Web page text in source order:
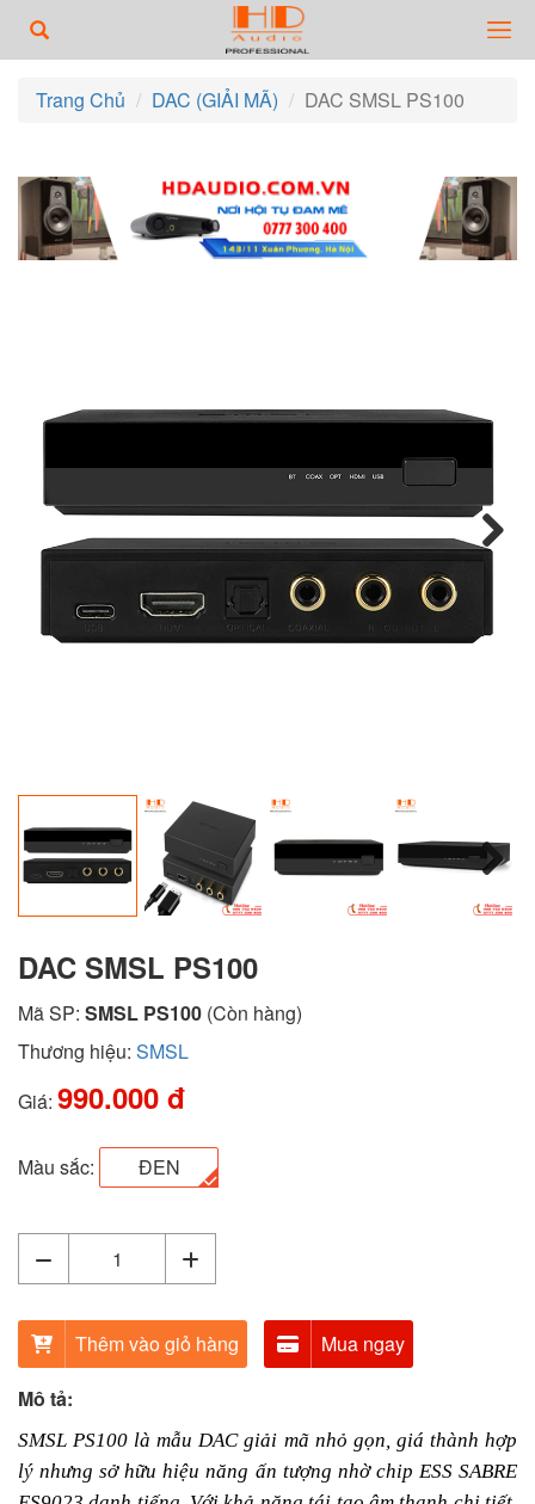
Trang Chủ DAC (GIẢI MÃ) DAC SMSL PS100
Next
DAC SMSL PS100
Mã SP: SMSL PS100 (Còn hàng)
Thương hiệu: SMSL
Giá: 990.000 đ
Màu sắc: ĐEN
Thêm vào giỏ hàng
Mua ngay
Mô tả:
SMSL PS100 là mẫu DAC giải mã nhỏ gọn, giá thành hợp
lý nhưng sở hữu hiệu năng ấn tượng nhờ chip ESS SABRE